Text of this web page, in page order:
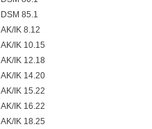
DSM 85.1
AK/IK 8.12
AK/IK 10.15
AK/IK 12.18
AK/IK 14.20
AK/IK 15.22
AK/IK 16.22
AK/IK 18.25